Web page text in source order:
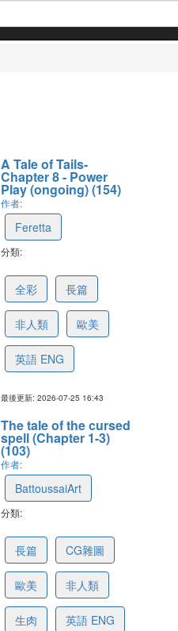
A Tale of Tails-
Chapter 8 - Power
Play (ongoing) (154)
作者:
Feretta
分類:
全彩 長篇
非人類 歐美
英語 ENG
最後更新: 2026-07-25 16:43
The tale of the cursed
spell (Chapter 1-3)
(103)
作者:
BattoussaiArt
分類:
長篇 CG雜圖
歐美 非人類
生肉 英語 ENG